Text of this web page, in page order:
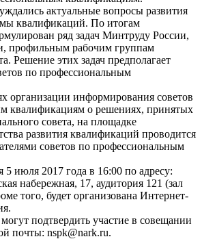
актуальные вопросы развития
квалификаций. По итогам
ряд задач Минтруду России,
профильным рабочим группам
Решение этих задач предполагает
по профессиональным
организации информирования советов
квалификациям о решениях, принятых
совета, на площадке
развития квалификаций проводится
советов по профессиональным
5 июля 2017 года в 16:00 по адресу:
набережная, 17, аудитория 121 (зал
того, будет организована Интернет-
подтвердить участие в совещании
почты: nspk@nark.ru.